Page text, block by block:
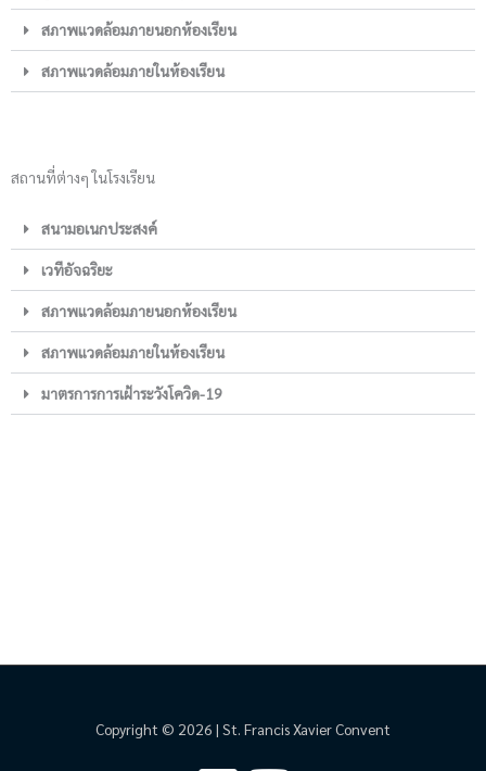
สภาพแวดล้อมภายนอกห้องเรียน
สภาพแวดล้อมภายในห้องเรียน
สถานที่ต่างๆ ในโรงเรียน
สนามอเนกประสงค์
เวทีอัจฉริยะ
สภาพแวดล้อมภายนอกห้องเรียน
สภาพแวดล้อมภายในห้องเรียน
มาตรการการเฝ้าระวังโควิด-19
Copyright © 2026 | St. Francis Xavier Convent